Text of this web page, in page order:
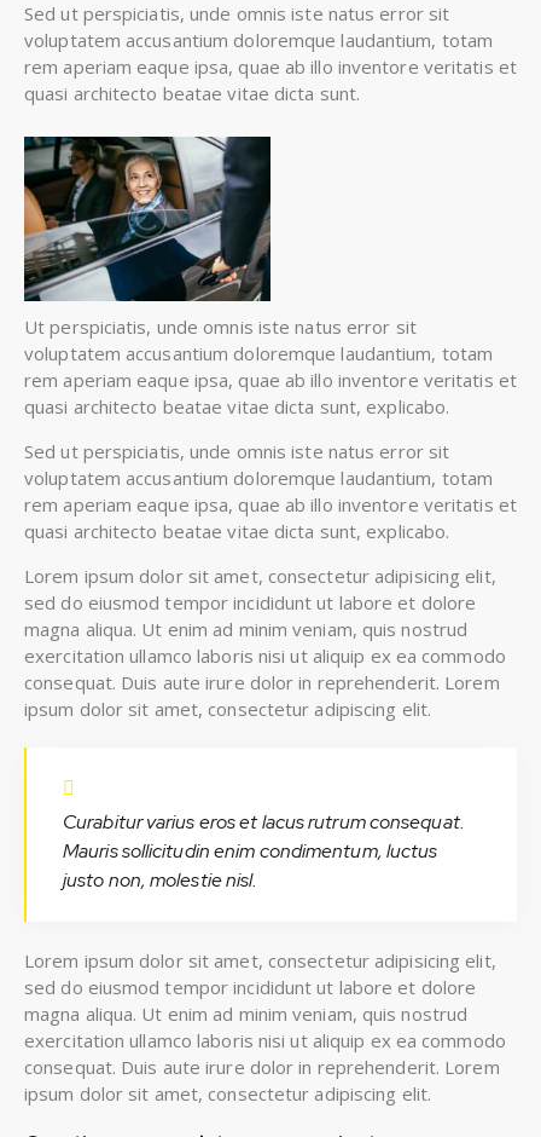
Sed ut perspiciatis, unde omnis iste natus error sit
voluptatem accusantium doloremque laudantium, totam
rem aperiam eaque ipsa, quae ab illo inventore veritatis et
quasi architecto beatae vitae dicta sunt.
Ut perspiciatis, unde omnis iste natus error sit
voluptatem accusantium doloremque laudantium, totam
rem aperiam eaque ipsa, quae ab illo inventore veritatis et
quasi architecto beatae vitae dicta sunt, explicabo.
Sed ut perspiciatis, unde omnis iste natus error sit
voluptatem accusantium doloremque laudantium, totam
rem aperiam eaque ipsa, quae ab illo inventore veritatis et
quasi architecto beatae vitae dicta sunt, explicabo.
Lorem ipsum dolor sit amet, consectetur adipisicing elit,
sed do eiusmod tempor incididunt ut labore et dolore
magna aliqua. Ut enim ad minim veniam, quis nostrud
exercitation ullamco laboris nisi ut aliquip ex ea commodo
consequat. Duis aute irure dolor in reprehenderit. Lorem
ipsum dolor sit amet, consectetur adipiscing elit.
Curabitur varius eros et lacus rutrum consequat.
Mauris sollicitudin enim condimentum, luctus
justo non, molestie nisl.
Lorem ipsum dolor sit amet, consectetur adipisicing elit,
sed do eiusmod tempor incididunt ut labore et dolore
magna aliqua. Ut enim ad minim veniam, quis nostrud
exercitation ullamco laboris nisi ut aliquip ex ea commodo
consequat. Duis aute irure dolor in reprehenderit. Lorem
ipsum dolor sit amet, consectetur adipiscing elit.